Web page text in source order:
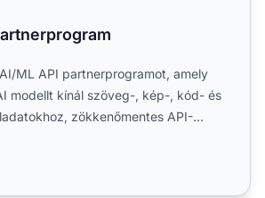
ML API partnerprogramot, amely
modellt kínál szöveg-, kép-, kód- és
zökkenőmentes API-